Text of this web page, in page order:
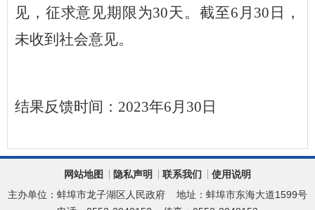
见，征求意见期限为30天。截至6月30日，
未收到社会意见。
结果反馈时间：2023年6月30日
网站地图 隐私声明 联系我们
使用说明
主办单位：蚌埠市龙子湖区人民政府
地址：蚌埠市东海大道1599号